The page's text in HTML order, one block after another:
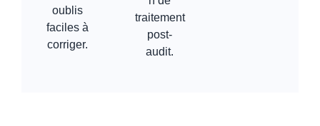
oublis
faciles à
corriger.
traitement
post-
audit.